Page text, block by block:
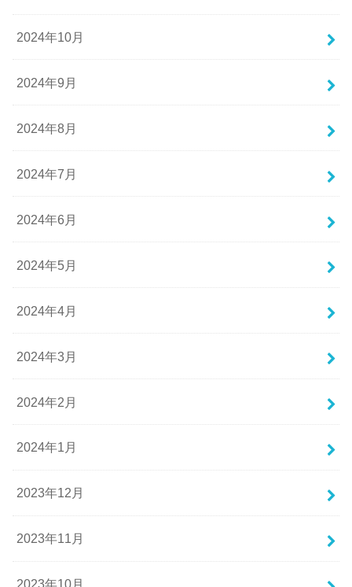
2024年10月
2024年9月
2024年8月
2024年7月
2024年6月
2024年5月
2024年4月
2024年3月
2024年2月
2024年1月
2023年12月
2023年11月
2023年10月